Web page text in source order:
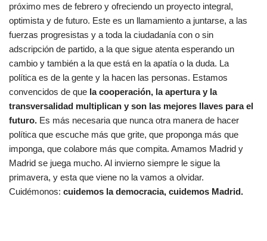
próximo mes de febrero y ofreciendo un proyecto integral,
optimista y de futuro. Este es un llamamiento a juntarse, a las
fuerzas progresistas y a toda la ciudadanía con o sin
adscripción de partido, a la que sigue atenta esperando un
cambio y también a la que está en la apatía o la duda. La
política es de la gente y la hacen las personas. Estamos
convencidos de que la cooperación, la apertura y la
transversalidad multiplican y son las mejores llaves para el
futuro. Es más necesaria que nunca otra manera de hacer
política que escuche más que grite, que proponga más que
imponga, que colabore más que compita. Amamos Madrid y
Madrid se juega mucho. Al invierno siempre le sigue la
primavera, y esta que viene no la vamos a olvidar.
Cuidémonos: cuidemos la democracia, cuidemos Madrid.